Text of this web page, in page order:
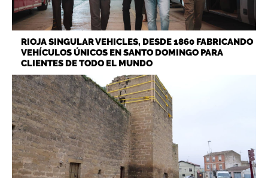
RIOJA SINGULAR VEHICLES, DESDE 1860 FABRICANDO
VEHÍCULOS ÚNICOS EN SANTO DOMINGO PARA
CLIENTES DE TODO EL MUNDO